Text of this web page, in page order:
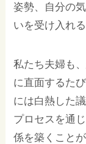
姿勢、自分の
いを受け入れ
私たち夫婦も
に直面するた
には白熱した
プロセスを通
係を築くこと